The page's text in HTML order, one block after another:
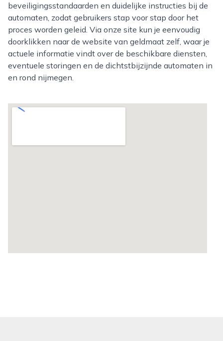
beveiligingsstandaarden en duidelijke instructies bij de
automaten, zodat gebruikers stap voor stap door het
proces worden geleid. Via onze site kun je eenvoudig
doorklikken naar de website van geldmaat zelf, waar je
actuele informatie vindt over de beschikbare diensten,
eventuele storingen en de dichtstbijzijnde automaten in
en rond nijmegen.